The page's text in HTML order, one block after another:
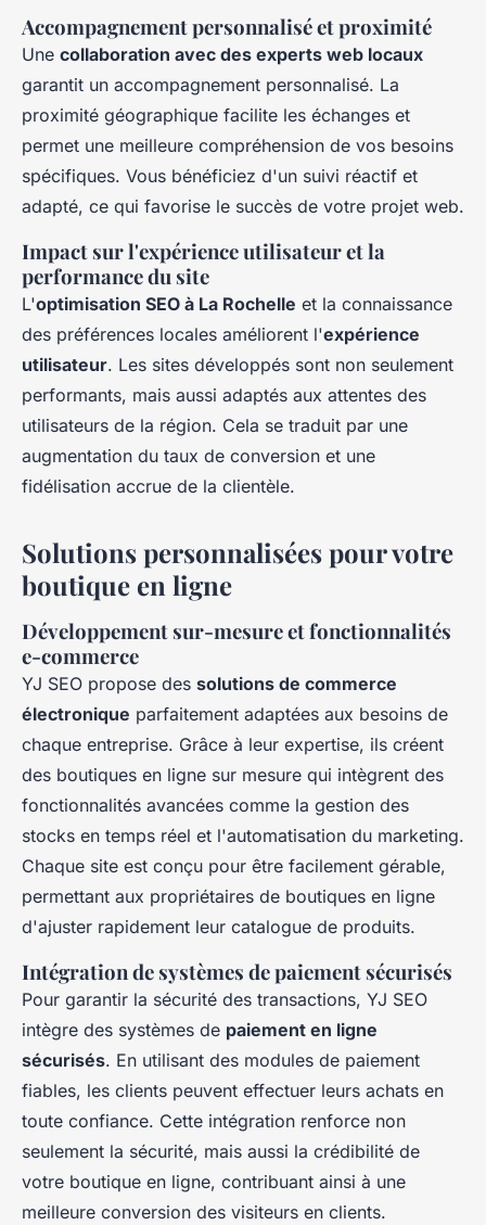
Accompagnement personnalisé et proximité
Une collaboration avec des experts web locaux
garantit un accompagnement personnalisé. La
proximité géographique facilite les échanges et
permet une meilleure compréhension de vos besoins
spécifiques. Vous bénéficiez d'un suivi réactif et
adapté, ce qui favorise le succès de votre projet web.
Impact sur l'expérience utilisateur et la
performance du site
L'optimisation SEO à La Rochelle et la connaissance
des préférences locales améliorent l'expérience
utilisateur. Les sites développés sont non seulement
performants, mais aussi adaptés aux attentes des
utilisateurs de la région. Cela se traduit par une
augmentation du taux de conversion et une
fidélisation accrue de la clientèle.
Solutions personnalisées pour votre
boutique en ligne
Développement sur-mesure et fonctionnalités
e-commerce
YJ SEO propose des solutions de commerce
électronique parfaitement adaptées aux besoins de
chaque entreprise. Grâce à leur expertise, ils créent
des boutiques en ligne sur mesure qui intègrent des
fonctionnalités avancées comme la gestion des
stocks en temps réel et l'automatisation du marketing.
Chaque site est conçu pour être facilement gérable,
permettant aux propriétaires de boutiques en ligne
d'ajuster rapidement leur catalogue de produits.
Intégration de systèmes de paiement sécurisés
Pour garantir la sécurité des transactions, YJ SEO
intègre des systèmes de paiement en ligne
sécurisés. En utilisant des modules de paiement
fiables, les clients peuvent effectuer leurs achats en
toute confiance. Cette intégration renforce non
seulement la sécurité, mais aussi la crédibilité de
votre boutique en ligne, contribuant ainsi à une
meilleure conversion des visiteurs en clients.